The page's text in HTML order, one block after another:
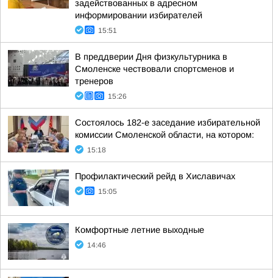
задействованных в адресном
информировании избирателей
15:51
В преддверии Дня физкультурника в
Смоленске чествовали спортсменов и
тренеров
15:26
Состоялось 182-е заседание избирательной
комиссии Смоленской области, на котором:
15:18
Профилактический рейд в Хиславичах
15:05
Комфортные летние выходные
14:46